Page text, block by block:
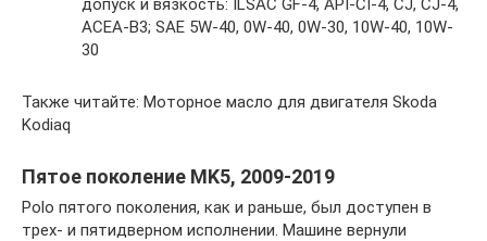
ACEA-B3; SAE 5W-40, 0W-40, 0W-30, 10W-40, 10W-
30
Также читайте: Моторное масло для двигателя Skoda
Kodiaq
Пятое поколение MK5, 2009-2019
Polo пятого поколения, как и раньше, был доступен в
трех- и пятидверном исполнении. Машине вернули